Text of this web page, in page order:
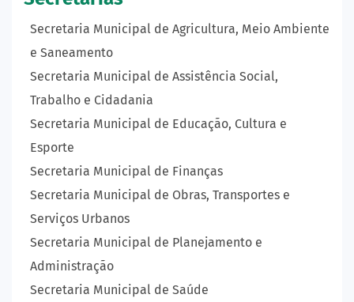
Secretaria Municipal de Agricultura, Meio Ambiente
e Saneamento
Secretaria Municipal de Assistência Social,
Trabalho e Cidadania
Secretaria Municipal de Educação, Cultura e
Esporte
Secretaria Municipal de Finanças
Secretaria Municipal de Obras, Transportes e
Serviços Urbanos
Secretaria Municipal de Planejamento e
Administração
Secretaria Municipal de Saúde